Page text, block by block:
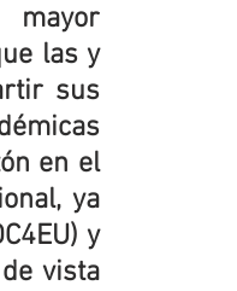
mayor
las y
sus
en el
ya
y
vista